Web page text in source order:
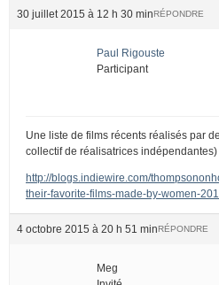
30 juillet 2015 à 12 h 30 minRÉPONDRE
Paul Rigouste
Participant
Une liste de films récents réalisés par
collectif de réalisatrices indépendantes)
http://blogs.indiewire.com/
their-favorite-films-made-by-women-
4 octobre 2015 à 20 h 51 minRÉPONDRE
Meg